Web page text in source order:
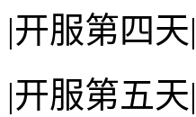
|开服第四
|开服第五